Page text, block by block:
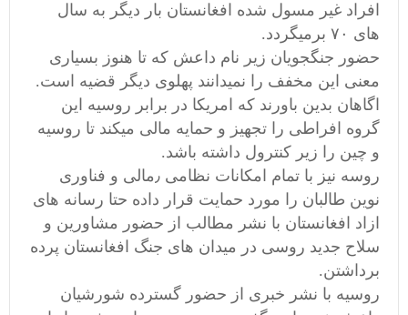
افراد غیر مسول شده افغانستان بار دیگر به سال
های ۷۰ برمیگردد.
حضور جنگجویان زیر نام داعش که تا هنوز بسیاری
معنی این مخفف را نمیدانند پهلوی دیگر قضیه است.
اگاهان بدین باورند که امریکا در برابر روسیه این
گروه افراطی را تجهیز و حمایه مالی میکند تا روسیه
و چین را زیر کنترول داشته باشد.
روسه نیز با تمام امکانات نظامی ٫مالی و فناوری
نوین طالبان را مورد حمایت قرار داده حتا رسانه های
ازاد افغانستان با نشر مطالب از حضور مشاورین و
سلاح جدید روسی در میدان های جنگ افغانستان پرده
برداشتن.
روسیه با نشر خبری از حضور گسترده شورشیان